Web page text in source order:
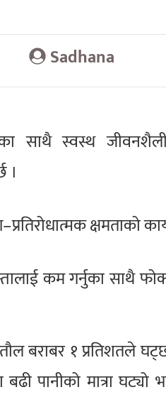
Sadhana
साथै स्वस्थ
।
क्षमताको
कम गर्नुका साथै
बराबर १ प्रतिशतले
पानीको मात्रा